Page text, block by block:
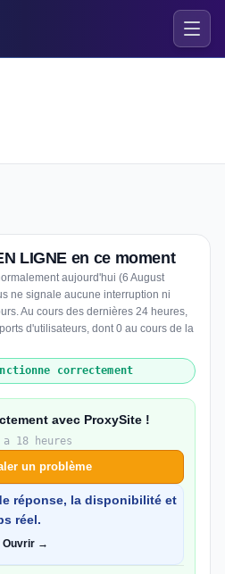
LIGNE en ce moment
aujourd'hui (6 August
ne signale aucune interruption ni
Au cours des dernières 24 heures,
d'utilisateurs, dont 0 au cours de la
correctement
avec ProxySite !
18 heures
un problème
réponse, la disponibilité et
réel.
Ouvrir →